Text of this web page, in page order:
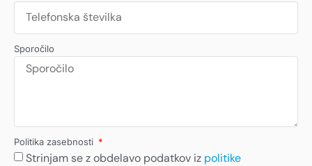
Sporočilo
Politika zasebnosti
Strinjam se z obdelavo podatkov iz politike